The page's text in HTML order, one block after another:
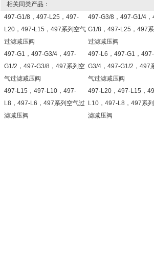
相关同类产品：
497-G1/8，497-L25，497-
L20，497-L15，497系列空气
过滤减压阀
497-G3/8，497-G1/4，
G1/8，497-L25，497
过滤减压阀
497-G1，497-G3/4，497-
G1/2，497-G3/8，497系列空
气过滤减压阀
497-L6，497-G1，497-
G3/4，497-G1/2，497
气过滤减压阀
497-L15，497-L10，497-
L8，497-L6，497系列空气过
滤减压阀
497-L20，497-L15，
L10，497-L8，497系
滤减压阀